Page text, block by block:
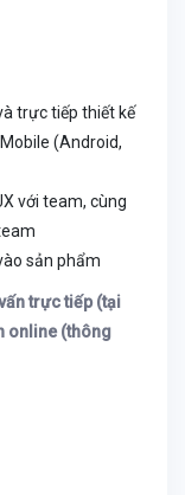
trực tiếp thiết kế
(Android,
với team, cùng
sản phẩm
trực tiếp (tại
online (thông